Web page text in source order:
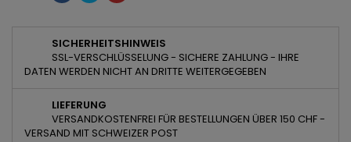
SICHERHEITSHINWEIS
SSL-VERSCHLÜSSELUNG - SICHERE ZAHLUNG - IHRE
DATEN WERDEN NICHT AN DRITTE WEITERGEGEBEN
LIEFERUNG
VERSANDKOSTENFREI FÜR BESTELLUNGEN ÜBER 150 CHF -
VERSAND MIT SCHWEIZER POST